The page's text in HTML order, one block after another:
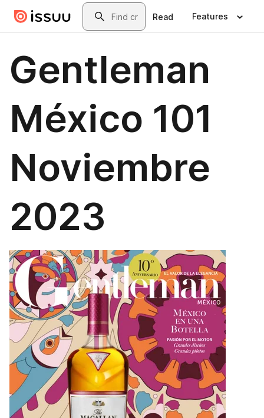
Skip to main contentSearch
Read Features
Gentleman
México 101
Noviembre
2023